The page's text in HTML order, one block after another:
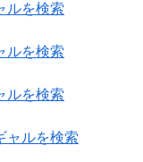
ルを検索
ルを検索
ルを検索
ャルを検索